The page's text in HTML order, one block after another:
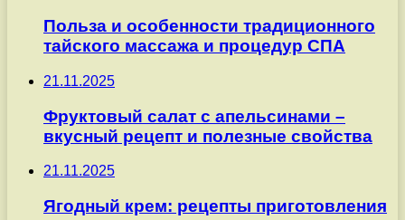
Польза и особенности традиционного
тайского массажа и процедур СПА
21.11.2025
Фруктовый салат с апельсинами –
вкусный рецепт и полезные свойства
21.11.2025
Ягодный крем: рецепты приготовления